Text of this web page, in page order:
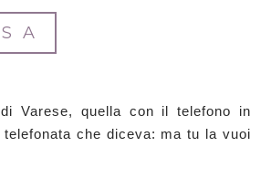
Varese, quella con il telefono in
che diceva: ma tu la vuoi